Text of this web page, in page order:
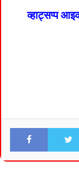
व्हाट्सप्प